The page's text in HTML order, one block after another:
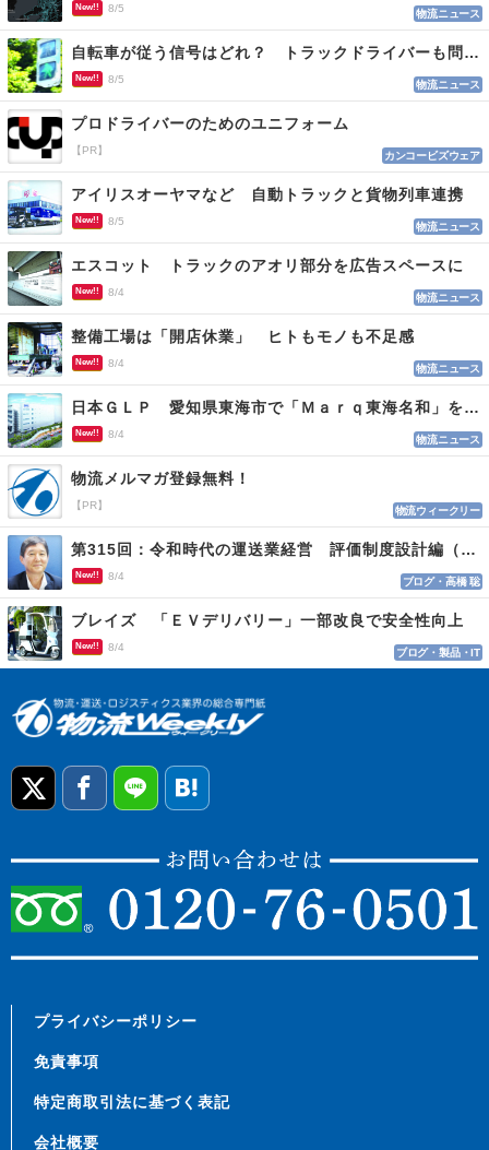
New!! 8/5 物流ニュース
自転車が従う信号はどれ？ トラックドライバーも問われる認識
New!! 8/5 物流ニュース
プロドライバーのためのユニフォーム
【PR】 カンコービズウェア
アイリスオーヤマなど 自動トラックと貨物列車連携
New!! 8/5 物流ニュース
エスコット トラックのアオリ部分を広告スペースに
New!! 8/4 物流ニュース
整備工場は「開店休業」 ヒトもモノも不足感
New!! 8/4 物流ニュース
日本ＧＬＰ 愛知県東海市で「Ｍａｒｑ東海名和」を開発
New!! 8/4 物流ニュース
物流メルマガ登録無料！
【PR】 物流ウィークリー
第315回：令和時代の運送業経営 評価制度設計編（１１５）
New!! 8/4 ブログ・高橋 聡
ブレイズ 「ＥＶデリバリー」一部改良で安全性向上
New!! 8/4 ブログ・製品・IT
プライバシーポリシー
免責事項
特定商取引法に基づく表記
会社概要